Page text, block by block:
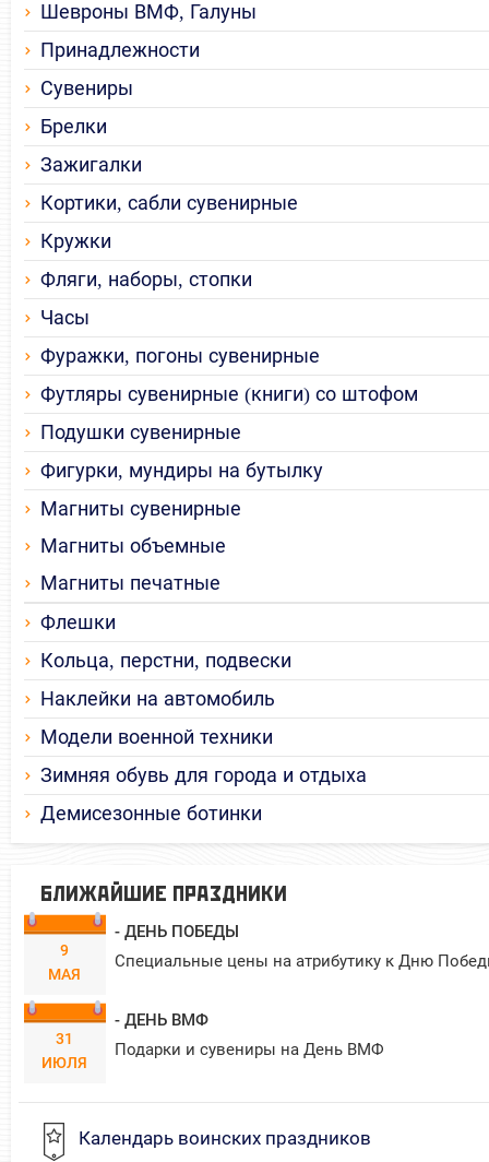
Шевроны ВМФ, Галуны
Принадлежности
Сувениры
Брелки
Зажигалки
Кортики, сабли сувенирные
Кружки
Фляги, наборы, стопки
Часы
Фуражки, погоны сувенирные
Футляры сувенирные (книги) со штофом
Подушки сувенирные
Фигурки, мундиры на бутылку
Магниты сувенирные
Магниты объемные
Магниты печатные
Флешки
Кольца, перстни, подвески
Наклейки на автомобиль
Модели военной техники
Зимняя обувь для города и отдыха
Демисезонные ботинки
БЛИЖАЙШИЕ ПРАЗДНИКИ
9
МАЯ
- ДЕНЬ ПОБЕДЫ
Специальные цены на атрибутику к Дню
31
ИЮЛЯ
- ДЕНЬ ВМФ
Подарки и сувениры на День ВМФ
Календарь воинских праздников